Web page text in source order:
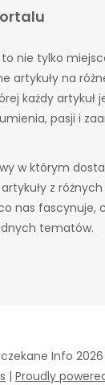
nie tylko
artykuły na
każdy artykuł
pasji i
w którym
z
nas fascynuje,
tematów.
Info 2026
| Proudly